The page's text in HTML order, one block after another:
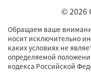
© 2026
Обращаем ваше
носит исключительно
каких условиях не
определяемой
кодекса Российской